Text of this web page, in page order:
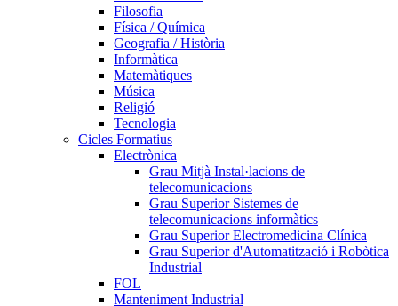
Filosofia
Física / Química
Geografia / Història
Informàtica
Matemàtiques
Música
Religió
Tecnologia
Cicles Formatius
Electrònica
Grau Mitjà Instal·lacions de
telecomunicacions
Grau Superior Sistemes de
telecomunicacions informàtics
Grau Superior Electromedicina Clínica
Grau Superior d'Automatització i Robòtica
Industrial
FOL
Manteniment Industrial